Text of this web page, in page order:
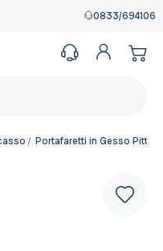
0833/694106
Portafaretti in Gesso